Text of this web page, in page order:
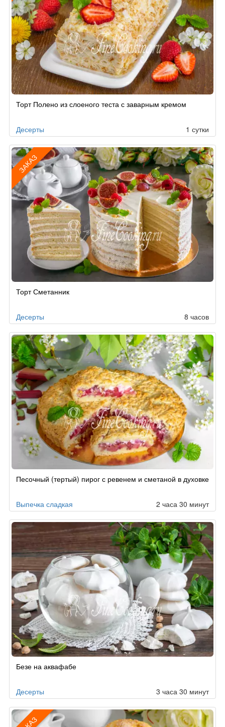
по
Торт Полено из слоеного теста с заварным кремом
Десерты 1 сутки
ЗАКАЗ
по
Торт Сметанник
Десерты 8 часов
Песочный (тертый) пирог с ревенем и сметаной в духовке
Выпечка сладкая 2 часа 30 минут
Безе на аквафабе
Десерты 3 часа 30 минут